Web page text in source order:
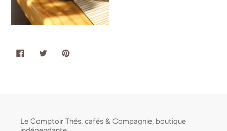
PARTAGERTWEETER
Le Comptoir Thés, cafés & Compagnie, boutique